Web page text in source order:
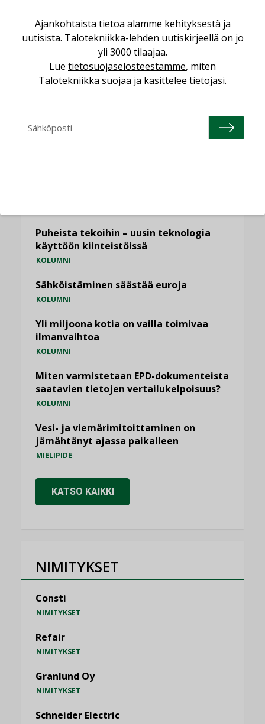
LEHDEN ARTIKKELIT,TILAAJILLE
Valaistusasiantuntija: ”Talotekniikan
pitäisi helpottaa arkea, ei monimutkaistaa
sitä”
KATSO KAIKKI
Puheista tekoihin – uusin teknologia
käyttöön kiinteistöissä
KOLUMNI
Sähköistäminen säästää euroja
KOLUMNI
Yli miljoona kotia on vailla toimivaa
ilmanvaihtoa
KOLUMNI
Miten varmistetaan EPD-dokumenteista
saatavien tietojen vertailukelpoisuus?
KOLUMNI
Vesi- ja viemärimitoittaminen on
jämähtänyt ajassa paikalleen
MIELIPIDE
KATSO KAIKKI
NIMITYKSET
Consti
NIMITYKSET
Refair
NIMITYKSET
Granlund Oy
NIMITYKSET
Schneider Electric
Ajankohtaista tietoa alamme kehityksestä ja
uutisista. Talotekniikka-lehden uutiskirjeellä on jo
yli 3000 tilaajaa.
Lue tietosuojaselosteestamme, miten
Talotekniikka suojaa ja käsittelee tietojasi.